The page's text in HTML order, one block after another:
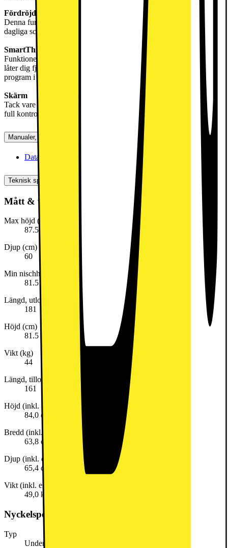
Fördröjd start
Denna funktion låter dig anpassa diskmaskinens cykel efter ditt
dagliga schema.
SmartThinQ
Funktionen SmartThinQ, tillsammans med den kompatibla appen,
låter dig fjärrstyra tvättcykeln. Du kan även ladda ned andra
program i appen.
Skärm
Tack vare den praktiska skärmen kan du se återstående tid och ha
full kontroll över diskmaskinens cykel.
Manualer, Nedladdningar, Reklamation & Support
Datablad (engelska)
Teknisk specifikation
Mått & vikt
Max höjd (cm)
87.5
Djup (cm)
60
Min nischhöjd
81.5
Längd, utloppsslang (cm)
181
Höjd (cm)
81.5
Vikt (kg)
44
Längd, tilloppsslang (cm)
161
Höjd (inkl. emballage)
84,0 cm
Bredd (inkl. emballage)
63,8 cm
Djup (inkl. emballage)
65,4 cm
Vikt (inkl. emballage)
49,0 kg
Nyckelspecifikation
Typ
Underbyggd